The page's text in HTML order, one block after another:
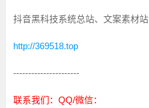
抖音黑科技系统总站、文案素材站
http://369518.top
----------------------
联系我们：QQ/微信：